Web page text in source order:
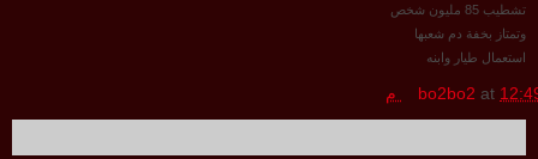
تشطيب 85 مليون شخص
وتمتاز بخفة دم شعبها
استعمال طيار وابنه
bo2bo2 at م